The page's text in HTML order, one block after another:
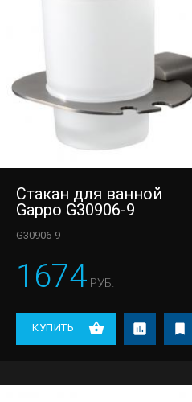
Стакан для ванной
Gappo G30906-9
G30906-9
1674 РУБ.
КУПИТЬ